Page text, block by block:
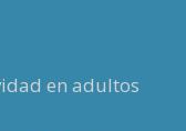
en adultos